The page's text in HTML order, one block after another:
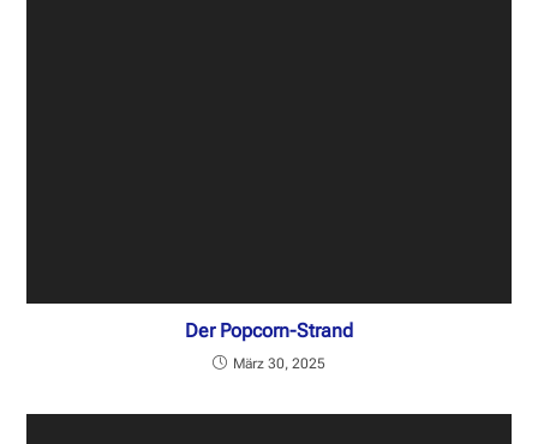
Der Popcorn-Strand
März 30, 2025